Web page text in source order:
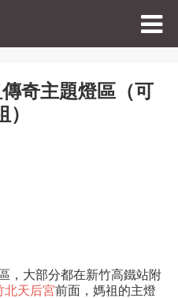
奇主題燈區（可
，大部分都在新竹高鐵站附
北天后宮前面，媽祖的主燈